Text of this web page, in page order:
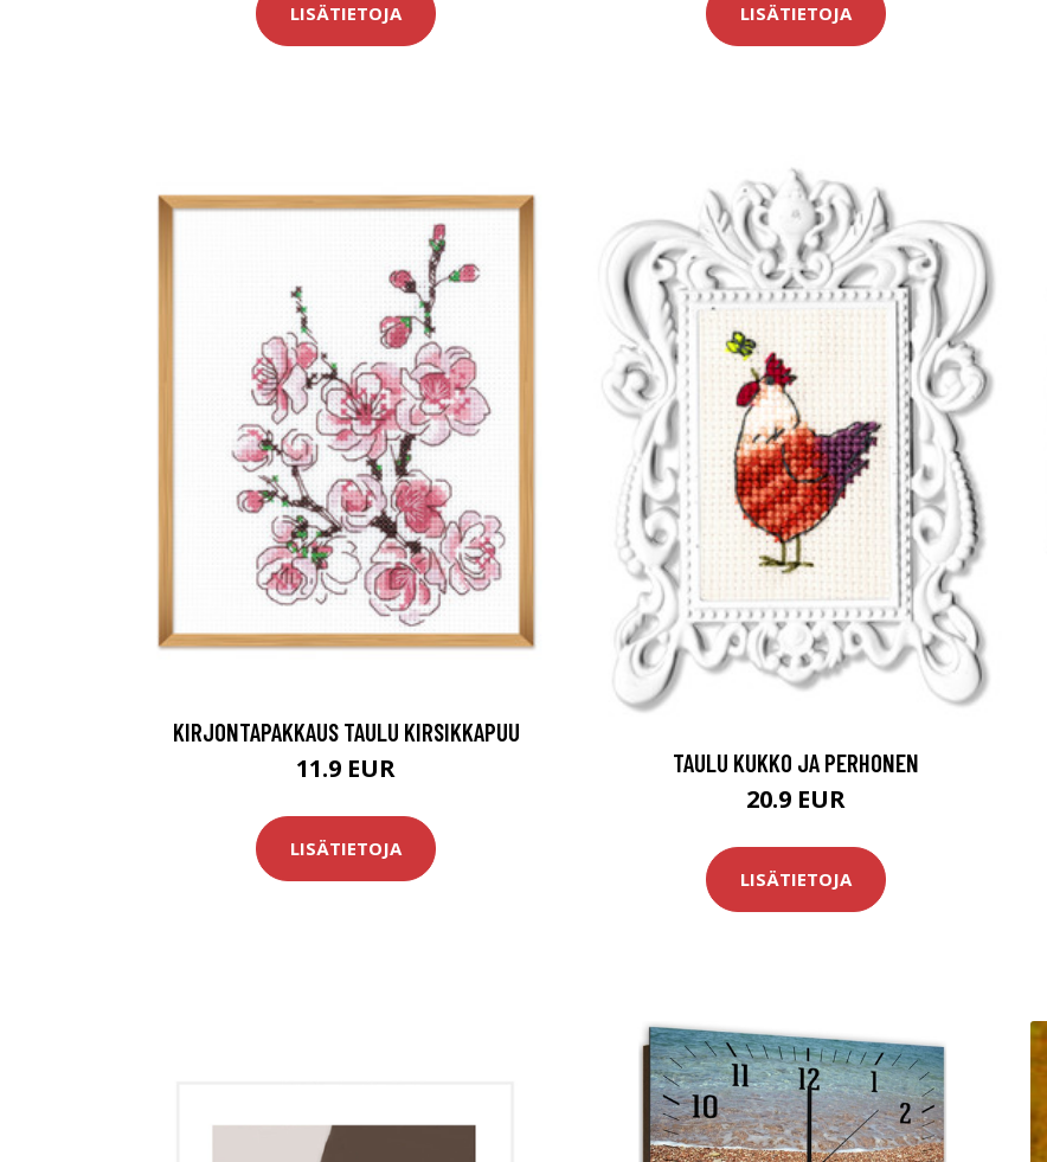
LISÄTIETOJA LISÄTIETOJA
KIRJONTAPAKKAUS TAULU KIRSIKKAPUU
11.9 EUR
LISÄTIETOJA
TAULU KUKKO JA PERHONEN
20.9 EUR
LISÄTIETOJA